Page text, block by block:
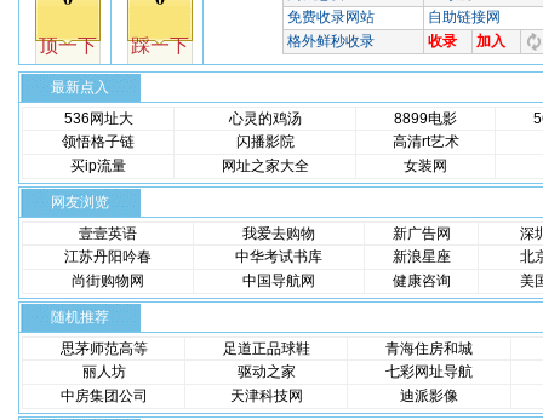
最新点入
536网址大
心灵的鸡汤 8899电影
领悟格子链
闪播影院
高清rt艺术
买ip流量
网址之家大全 女装网
网友浏览
壹壹英语
我爱去购物 新广告网
深
江苏丹阳吟春
中华考试书库 新浪星座
北
尚街购物网
中国导航网 健康咨询 美
随机推荐
思茅师范高等
足道正品球鞋
青海住房和城
丽人坊
驱动之家
七彩网址导航
中房集团公司
天津科技网 迪派影像